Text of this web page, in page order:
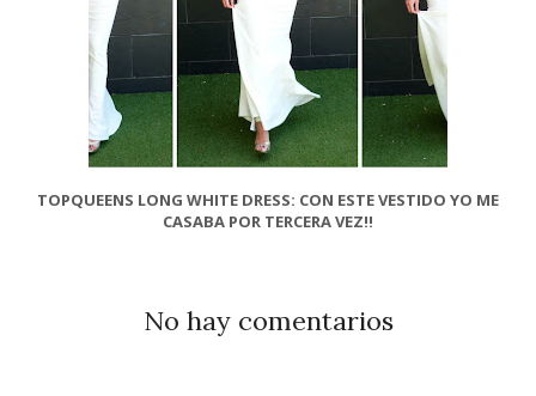
TOPQUEENS LONG WHITE DRESS: CON ESTE VESTIDO YO ME
CASABA POR TERCERA VEZ!!
No hay comentarios